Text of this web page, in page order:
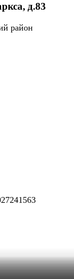
д.83
район